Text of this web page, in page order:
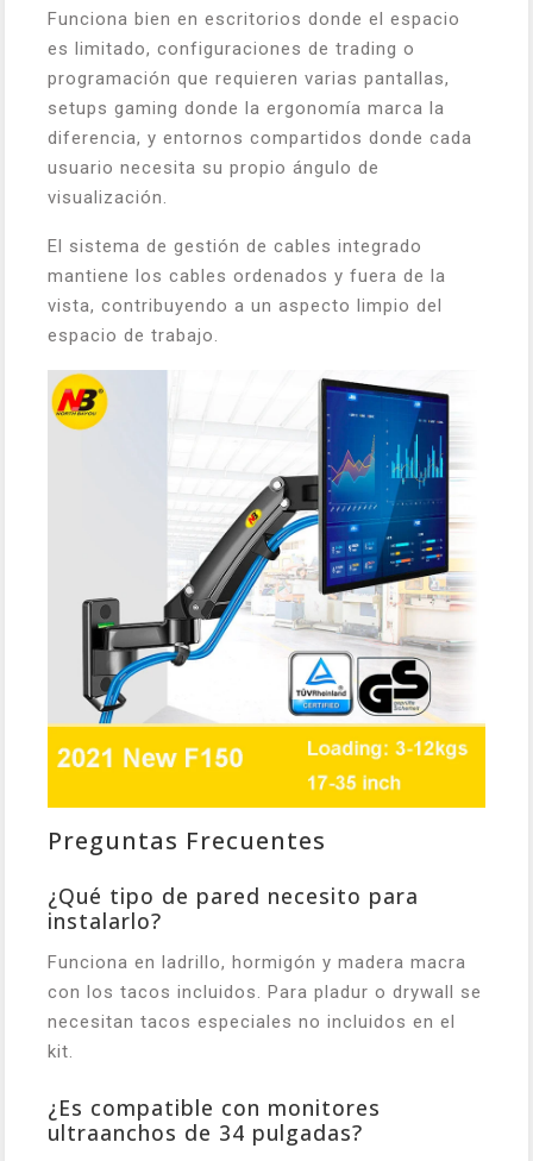
Funciona bien en escritorios donde el espacio
es limitado, configuraciones de trading o
programación que requieren varias pantallas,
setups gaming donde la ergonomía marca la
diferencia, y entornos compartidos donde cada
usuario necesita su propio ángulo de
visualización.
El sistema de gestión de cables integrado
mantiene los cables ordenados y fuera de la
vista, contribuyendo a un aspecto limpio del
espacio de trabajo.
Preguntas Frecuentes
¿Qué tipo de pared necesito para
instalarlo?
Funciona en ladrillo, hormigón y madera macra
con los tacos incluidos. Para pladur o drywall se
necesitan tacos especiales no incluidos en el
kit.
¿Es compatible con monitores
ultraanchos de 34 pulgadas?